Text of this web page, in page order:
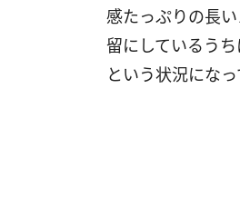
感たっぷりの長
留にしているう
という状況になっ